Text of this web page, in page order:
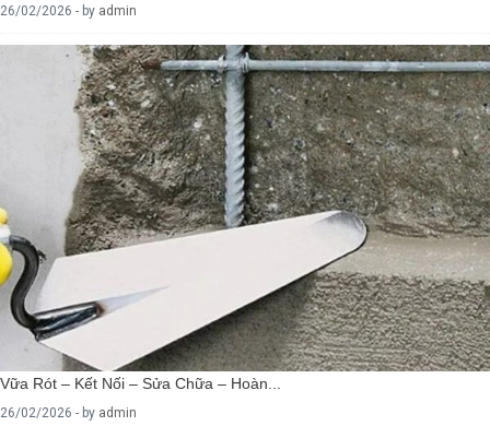
26/02/2026 - by admin
Vữa Rót – Kết Nối – Sửa Chữa – Hoàn...
26/02/2026 - by admin